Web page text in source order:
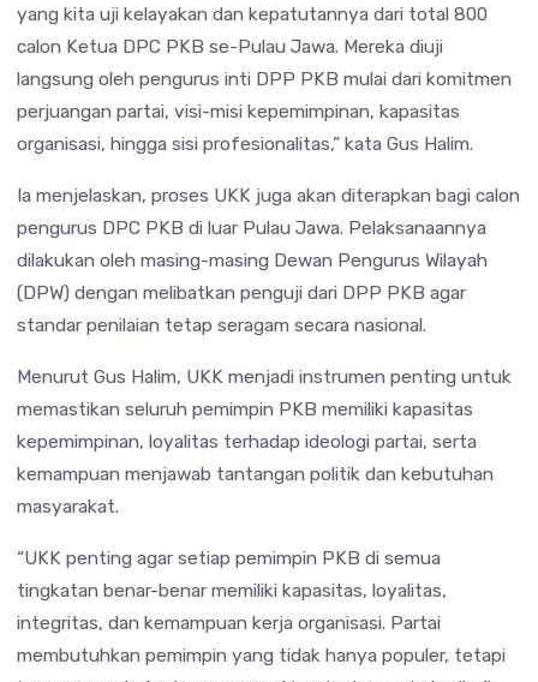
yang kita uji kelayakan dan kepatutannya dari total 800
calon Ketua DPC PKB se-Pulau Jawa. Mereka diuji
langsung oleh pengurus inti DPP PKB mulai dari komitmen
perjuangan partai, visi-misi kepemimpinan, kapasitas
organisasi, hingga sisi profesionalitas,” kata Gus Halim.
Ia menjelaskan, proses UKK juga akan diterapkan bagi calon
pengurus DPC PKB di luar Pulau Jawa. Pelaksanaannya
dilakukan oleh masing-masing Dewan Pengurus Wilayah
(DPW) dengan melibatkan penguji dari DPP PKB agar
standar penilaian tetap seragam secara nasional.
Menurut Gus Halim, UKK menjadi instrumen penting untuk
memastikan seluruh pemimpin PKB memiliki kapasitas
kepemimpinan, loyalitas terhadap ideologi partai, serta
kemampuan menjawab tantangan politik dan kebutuhan
masyarakat.
“UKK penting agar setiap pemimpin PKB di semua
tingkatan benar-benar memiliki kapasitas, loyalitas,
integritas, dan kemampuan kerja organisasi. Partai
membutuhkan pemimpin yang tidak hanya populer, tetapi